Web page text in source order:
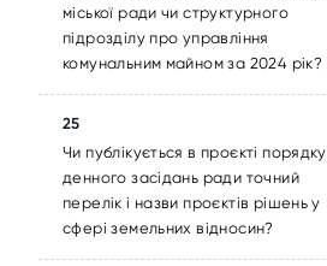
міської ради чи структурного
підрозділу про управління
комунальним майном за 2024 рік?
25
Чи публікується в проєкті порядку
денного засідань ради точний
перелік і назви проєктів рішень у
сфері земельних відносин?